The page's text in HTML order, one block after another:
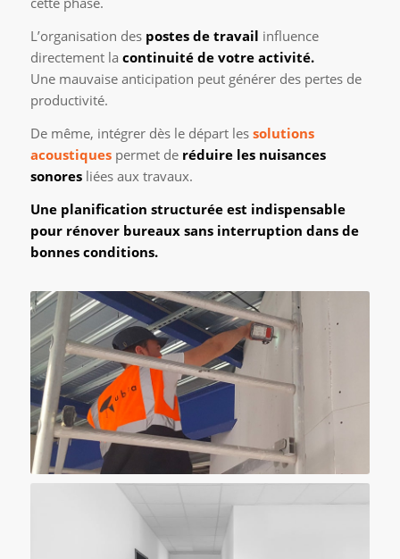
L’organisation des postes de travail influence
directement la continuité de votre activité.
Une mauvaise anticipation peut générer des pertes de
productivité.
De même, intégrer dès le départ les solutions
acoustiquespermet de réduire les nuisances
sonoresliées aux travaux.
Une planification structurée est indispensable
pour rénover bureaux sans interruption dans de
bonnes conditions.